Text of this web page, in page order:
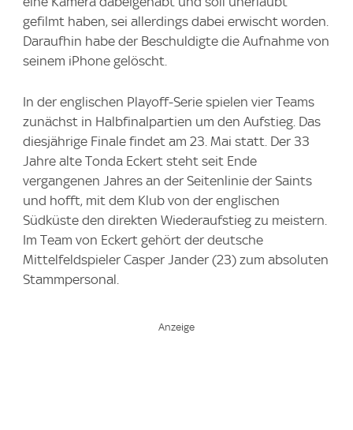
gefilmt haben, sei allerdings dabei erwischt worden.
Daraufhin habe der Beschuldigte die Aufnahme von
seinem iPhone gelöscht.
In der englischen Playoff-Serie spielen vier Teams
zunächst in Halbfinalpartien um den Aufstieg. Das
diesjährige Finale findet am 23. Mai statt. Der 33
Jahre alte Tonda Eckert steht seit Ende
vergangenen Jahres an der Seitenlinie der Saints
und hofft, mit dem Klub von der englischen
Südküste den direkten Wiederaufstieg zu meistern.
Im Team von Eckert gehört der deutsche
Mittelfeldspieler Casper Jander (23) zum absoluten
Stammpersonal.